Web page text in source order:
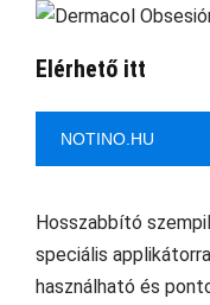
Elérhető itt
NOTINO.HU
Hosszabbító
speciális
használható és